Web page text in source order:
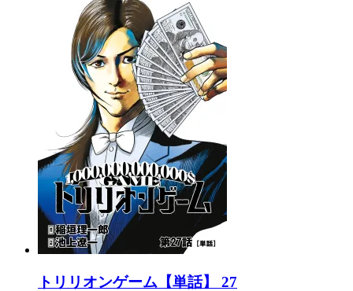
トリリオンゲーム【単話】 27